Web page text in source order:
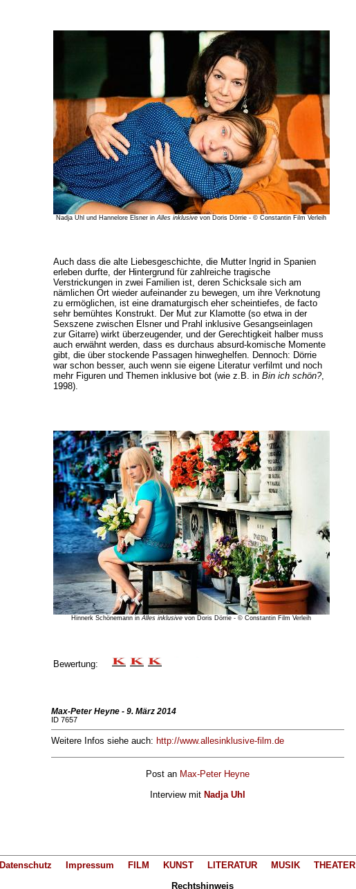
Nadja Uhl und Hannelore Elsner inAlles inklusive von Doris Dörrie - © Constantin Film Verleih
Auch dass die alte Liebesgeschichte, die Mutter Ingrid in Spanien
erleben durfte, der Hintergrund für zahlreiche tragische
Verstrickungen in zwei Familien ist, deren Schicksale sich am
nämlichen Ort wieder aufeinander zu bewegen, um ihre Verknotung
zu ermöglichen, ist eine dramaturgisch eher scheintiefes, de facto
sehr bemühtes Konstrukt. Der Mut zur Klamotte (so etwa in der
Sexszene zwischen Elsner und Prahl inklusive Gesangseinlagen
zur Gitarre) wirkt überzeugender, und der Gerechtigkeit halber muss
auch erwähnt werden, dass es durchaus absurd-komische Momente
gibt, die über stockende Passagen hinweghelfen. Dennoch: Dörrie
war schon besser, auch wenn sie eigene Literatur verfilmt und noch
mehr Figuren und Themen inklusive bot (wie z.B. in Bin ich schön?,
1998).
Hinnerk Schönemann inAlles inklusive von Doris Dörrie - © Constantin Film Verleih
Bewertung:
Max-Peter Heyne - 9. März 2014
ID 7657
Weitere Infos siehe auch: http://www.allesinklusive-film.de
Post an Max-Peter Heyne
Interview mit Nadja Uhl
Datenschutz Impressum FILM KUNST LITERATUR MUSIK THEATER
Rechtshinweis